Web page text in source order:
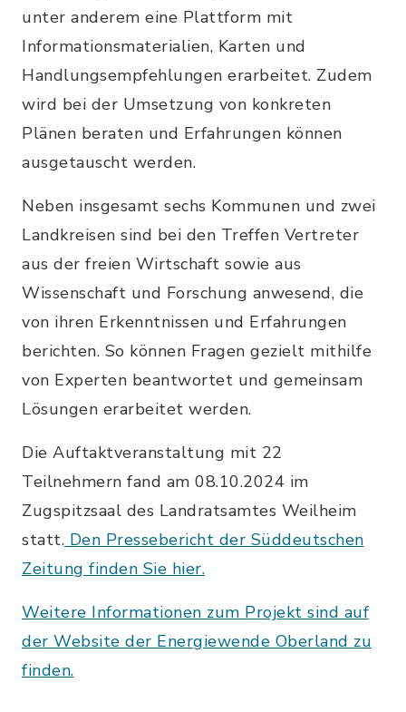
unter anderem eine Plattform mit
Informationsmaterialien, Karten und
Handlungsempfehlungen erarbeitet. Zudem
wird bei der Umsetzung von konkreten
Plänen beraten und Erfahrungen können
ausgetauscht werden.
Neben insgesamt sechs Kommunen und zwei
Landkreisen sind bei den Treffen Vertreter
aus der freien Wirtschaft sowie aus
Wissenschaft und Forschung anwesend, die
von ihren Erkenntnissen und Erfahrungen
berichten. So können Fragen gezielt mithilfe
von Experten beantwortet und gemeinsam
Lösungen erarbeitet werden.
Die Auftaktveranstaltung mit 22
Teilnehmern fand am 08.10.2024 im
Zugspitzsaal des Landratsamtes Weilheim
statt. Den Pressebericht der Süddeutschen
Zeitung finden Sie hier.
Weitere Informationen zum Projekt sind auf
der Website der Energiewende Oberland zu
finden.